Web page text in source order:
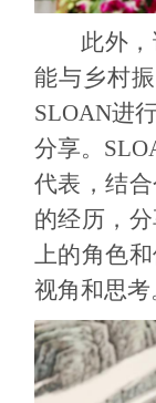
此外
能与乡村
SLOAN进
分享。
代表，结
的经历，
上的角色
视角和思考